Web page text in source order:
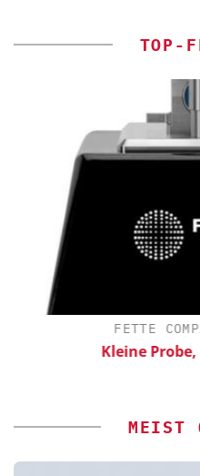
TOP-
FETTE
Kleine
MEIST